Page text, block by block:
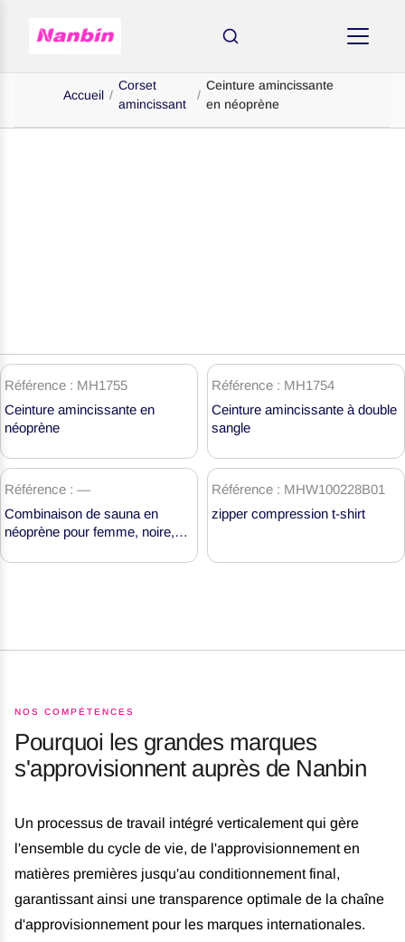
Accueil /
Corset
amincissant
/
Ceinture amincissante
en néoprène
Produits
de
gaines
amincissantes
néoprène
Référence : MH1755
Ceinture amincissante en
néoprène
Référence : MH1754
Ceinture amincissante à double
sangle
Référence : —
Combinaison de sauna en
néoprène pour femme, noire,
Référence : MHW100228B01
zipper compression t-shirt
NOS COMPÉTENCES
Pourquoi les grandes marques
s'approvisionnent auprès de Nanbin
Un processus de travail intégré verticalement qui gère
l'ensemble du cycle de vie, de l'approvisionnement en
matières premières jusqu'au conditionnement final,
garantissant ainsi une transparence optimale de la chaîne
d'approvisionnement pour les marques internationales.